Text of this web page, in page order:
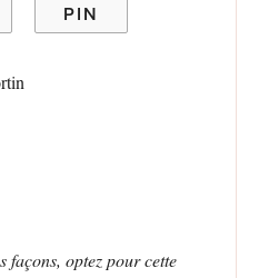
PIN
façons, optez pour cette